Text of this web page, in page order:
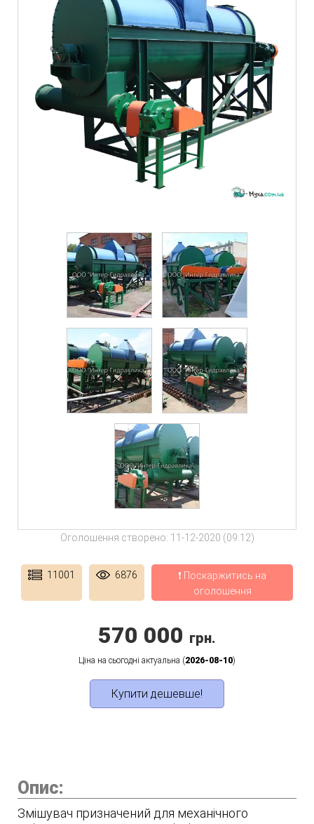
Оголошення створено: 11-12-2020 (09:12)
11001 6876
❗ Поскаржитись на
оголошення
570 000 грн.
Ціна на сьогодні актуальна (2026-08-10)
Купити дешевше!
Опис:
Змішувач призначений для механічного